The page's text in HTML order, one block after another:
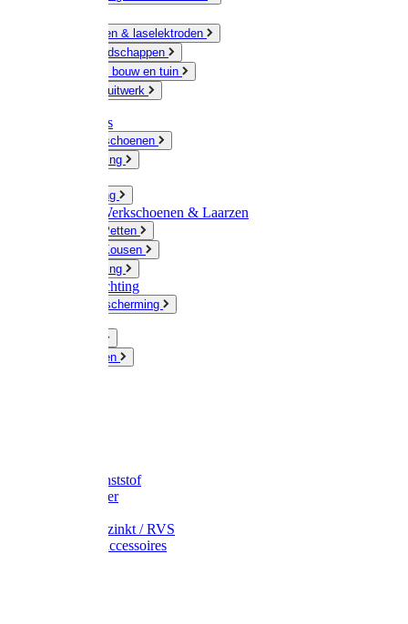
Slijpschijven & laselektroden
Handgereedschappen
IJzerwaren bouw en tuin
Hang en sluitwerk
Disposables
Werkhandschoenen
Regenkleding
Werkkleding
Wandel-/ Werkschoenen & Laarzen
Hoeden / Petten
Sokken / Kousen
Winterkleding
Winkelinrichting
Gelaatsbescherming
Knaagdieren
Emmer kunststof
Schepemmer
Emmer verzinkt / RVS
Regenton accessoires